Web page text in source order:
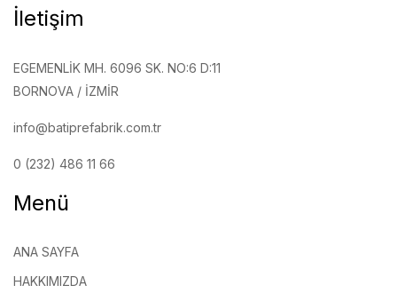
İletişim
EGEMENLIK MH. 6096 SK. NO:6 D:11
BORNOVA / İZMIR
info@batiprefabrik.com.tr
0 (232) 486 11 66
Menü
ANA SAYFA
HAKKIMIZDA